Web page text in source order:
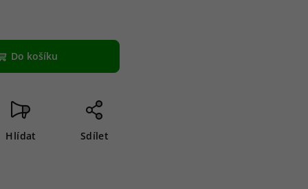
Do košíku
Hlídat Sdílet